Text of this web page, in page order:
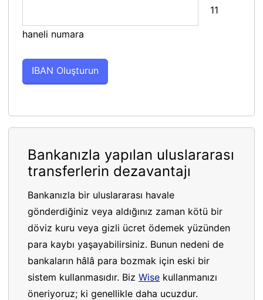
11
haneli numara
Bankanızla yapılan uluslararası
transferlerin dezavantajı
Bankanızla bir uluslararası havale
gönderdiğiniz veya aldığınız zaman kötü bir
döviz kuru veya gizli ücret ödemek yüzünden
para kaybı yaşayabilirsiniz. Bunun nedeni de
bankaların hâlâ para bozmak için eski bir
sistem kullanmasıdır. Biz Wise kullanmanızı
öneriyoruz; ki genellikle daha ucuzdur.